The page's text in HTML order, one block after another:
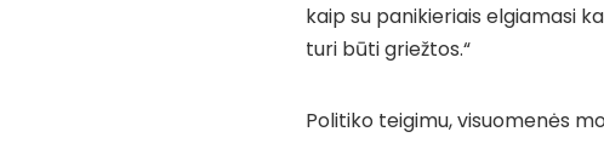
kaip su panikieriais elgiamasi
turi būti griežtos.“
Politiko teigimu, visuomenės